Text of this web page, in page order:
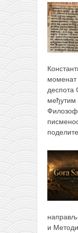
моменат
деспота
међутим
и